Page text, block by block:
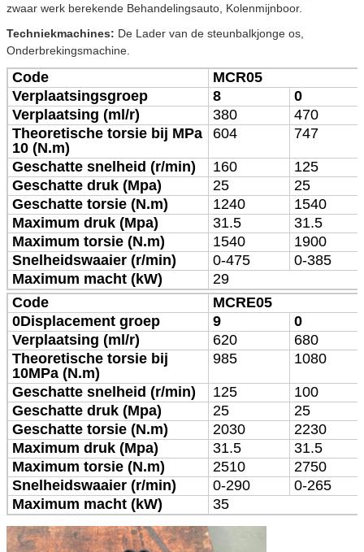
zwaar werk berekende Behandelingsauto, Kolenmijnboor.
Techniekmachines: De Lader van de steunbalkjonge os,
Onderbrekingsmachine.
Code
MCR05
Verplaatsingsgroep
8
0
Verplaatsing (ml/r)
380
470
Theoretische torsie bij MPa
10 (N.m)
604 747
Geschatte snelheid (r/min) 160
125
Geschatte druk (Mpa)
25
25
Geschatte torsie (N.m)
1240
1540
Maximum druk (Mpa)
31.5
31.5
Maximum torsie (N.m)
1540
1900
Snelheidswaaier (r/min)
0-475
0-385
Maximum macht (kW)
29
Code
MCRE05
0Displacement groep
9
0
Verplaatsing (ml/r)
620
680
Theoretische torsie bij
10MPa (N.m)
985 1080
Geschatte snelheid (r/min) 125
100
Geschatte druk (Mpa)
25
25
Geschatte torsie (N.m)
2030
2230
Maximum druk (Mpa)
31.5
31.5
Maximum torsie (N.m)
2510
2750
Snelheidswaaier (r/min)
0-290
0-265
Maximum macht (kW)
35